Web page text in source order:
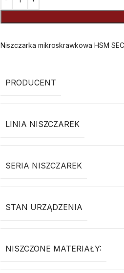
Niszczarka mikroskrawkowa HSM
PRODUCENT
LINIA NISZCZAREK
SERIA NISZCZAREK
STAN URZĄDZENIA
NISZCZONE MATERIAŁY: